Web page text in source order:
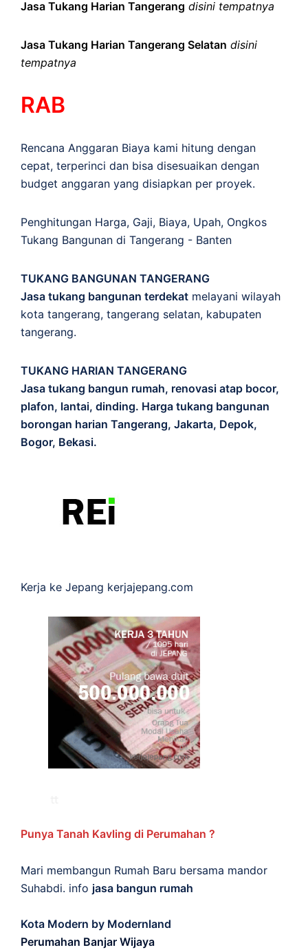
Jasa Tukang Harian Tangerang disini tempatnya
Jasa Tukang Harian Tangerang Selatan disini
tempatnya
RAB
Rencana Anggaran Biaya kami hitung dengan
cepat, terperinci dan bisa disesuaikan dengan
budget anggaran yang disiapkan per proyek.
Penghitungan Harga, Gaji, Biaya, Upah, Ongkos
Tukang Bangunan di Tangerang - Banten
TUKANG BANGUNAN TANGERANG
Jasa tukang bangunan terdekat melayani wilayah
kota tangerang, tangerang selatan, kabupaten
tangerang.
TUKANG HARIAN TANGERANG
Jasa tukang bangun rumah, renovasi atap bocor,
plafon, lantai, dinding. Harga tukang bangunan
borongan harian Tangerang, Jakarta, Depok,
Bogor, Bekasi.
Kerja ke Jepang kerjajepang.com
Punya Tanah Kavling di Perumahan ?
Mari membangun Rumah Baru bersama mandor
Suhabdi. info jasa bangun rumah
Kota Modern by Modernland
Perumahan Banjar Wijaya